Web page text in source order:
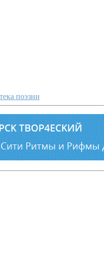
поэзии